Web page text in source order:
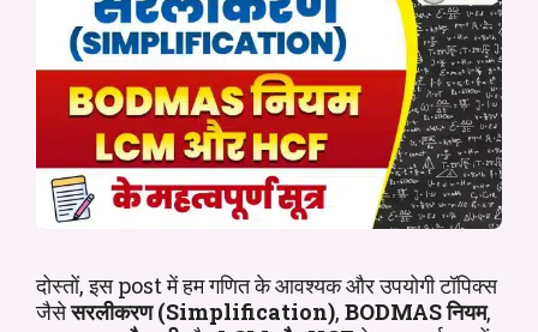
दोस्तों, इस post में हम गणित के आवश्यक और उपयोगी टॉपिक्स
जैसेसरलीकरण (Simplification), BODMAS नियम,